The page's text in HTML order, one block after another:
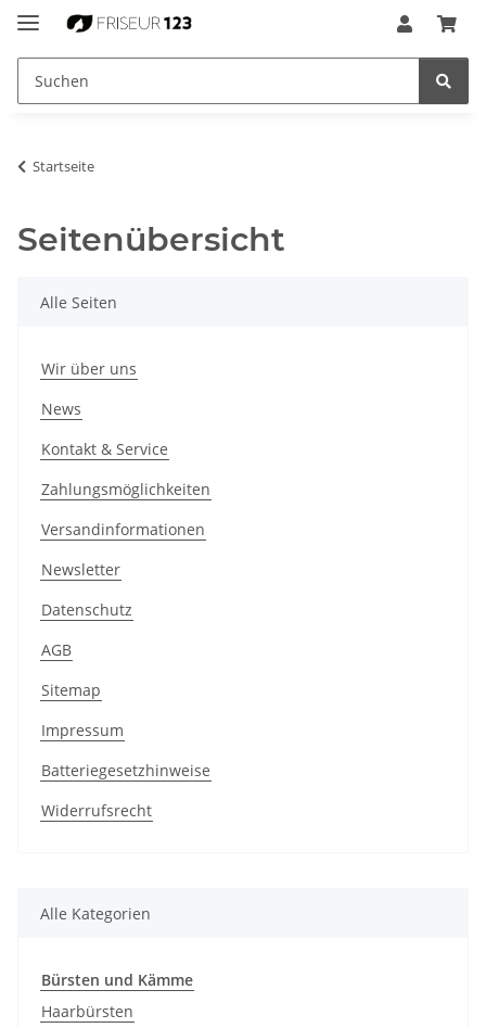
Startseite
Seitenübersicht
Alle Seiten
Wir über uns
News
Kontakt & Service
Zahlungsmöglichkeiten
Versandinformationen
Newsletter
Datenschutz
AGB
Sitemap
Impressum
Batteriegesetzhinweise
Widerrufsrecht
Alle Kategorien
Bürsten und Kämme
Haarbürsten